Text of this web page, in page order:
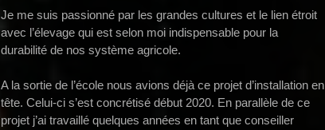
Je me suis passionné par les grandes cultures et le lien étroit
avec l’élevage qui est selon moi indispensable pour la
durabilité de nos système agricole.
A la sortie de l’école nous avions déjà ce projet d’installation en
tête. Celui-ci s’est concrétisé début 2020. En parallèle de ce
projet j’ai travaillé quelques années en tant que conseiller